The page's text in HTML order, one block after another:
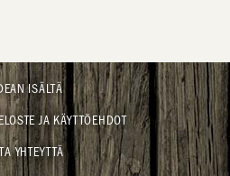
ISÄLTÄ
JA KÄYTTÖEHDOT
YHTEYTTÄ